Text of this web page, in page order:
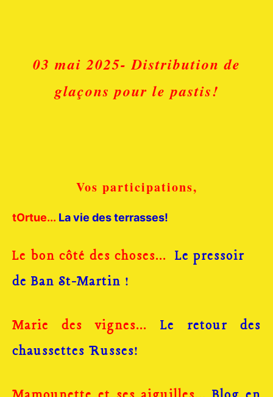
03 mai 2025- Distribution de
glaçons pour le pastis!
Vos participations,
tOrtue... La vie des terrasses!
Le bon côté des choses... Le pressoir
de Ban St-Martin !
Marie des vignes...
Le retour des
chaussettes Russes!